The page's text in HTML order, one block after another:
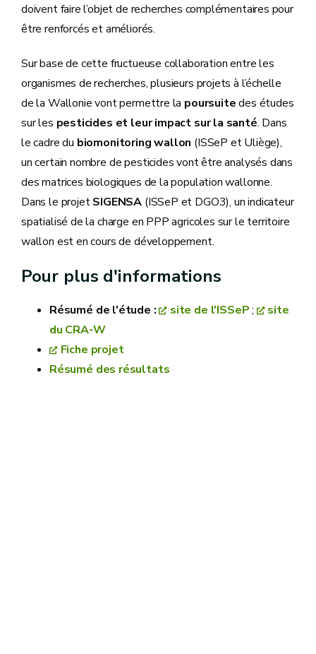
doivent faire l’objet de recherches complémentaires pour
être renforcés et améliorés.
Sur base de cette fructueuse collaboration entre les
organismes de recherches, plusieurs projets à l’échelle
de la Wallonie vont permettre la poursuitedes études
sur les pesticides et leur impact sur la santé. Dans
le cadre du biomonitoring wallon (ISSeP et Uliège),
un certain nombre de pesticides vont être analysés dans
des matrices biologiques de la population wallonne.
Dans le projetSIGENSA (ISSeP et DGO3), un indicateur
spatialisé de la charge en PPP agricoles sur le territoire
wallon est en cours de développement.
Pour plus d'informations
Résumé de l'étude : site de l'ISSeP;
site
du CRA-W
Fiche projet
Résumé des résultats